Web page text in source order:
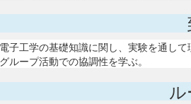
子工学の基礎知識に関し、実験を通し
ループ活動での協調性を学ぶ。